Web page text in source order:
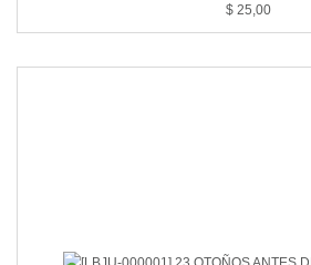
$ 25,00